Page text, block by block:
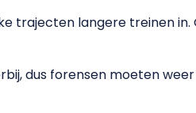
trajecten langere treinen in.
dus forensen moeten